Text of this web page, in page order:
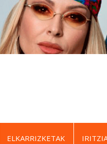
ELKARRIZKETAK